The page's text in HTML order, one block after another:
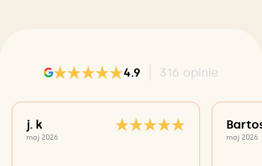
4.9 316 opinie
j. k
maj 2026 maj 2026